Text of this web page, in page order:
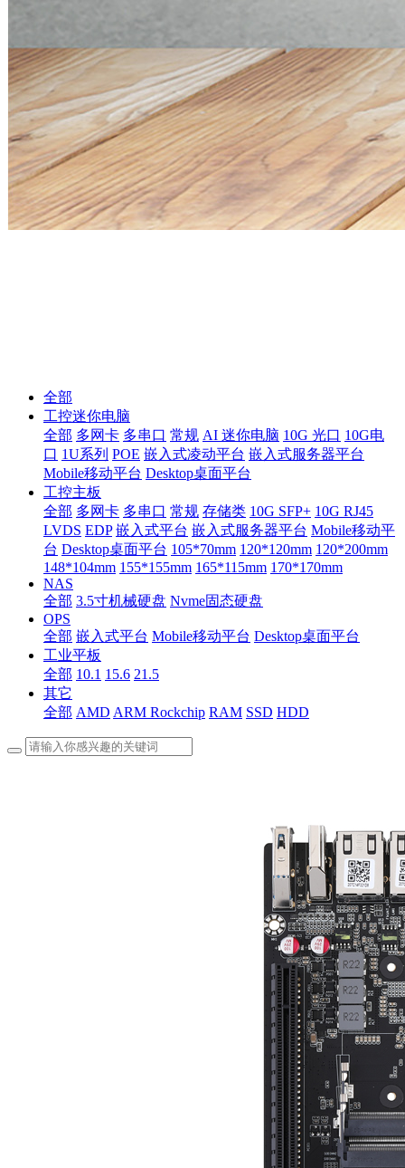
全部
工控迷你电脑
全部 多网卡 多串口 常规 AI 迷你电脑 10G 光口 10G电
口 1U系列 POE 嵌入式凌动平台 嵌入式服务器平台
Mobile移动平台 Desktop桌面平台
工控主板
全部 多网卡 多串口 常规 存储类 10G SFP+ 10G RJ45
LVDS EDP 嵌入式平台 嵌入式服务器平台 Mobile移动平
台 Desktop桌面平台 105*70mm 120*120mm 120*200mm
148*104mm 155*155mm 165*115mm 170*170mm
NAS
全部 3.5寸机械硬盘 Nvme固态硬盘
OPS
全部 嵌入式平台 Mobile移动平台 Desktop桌面平台
工业平板
全部 10.1 15.6 21.5
其它
全部 AMD ARM Rockchip RAM SSD HDD